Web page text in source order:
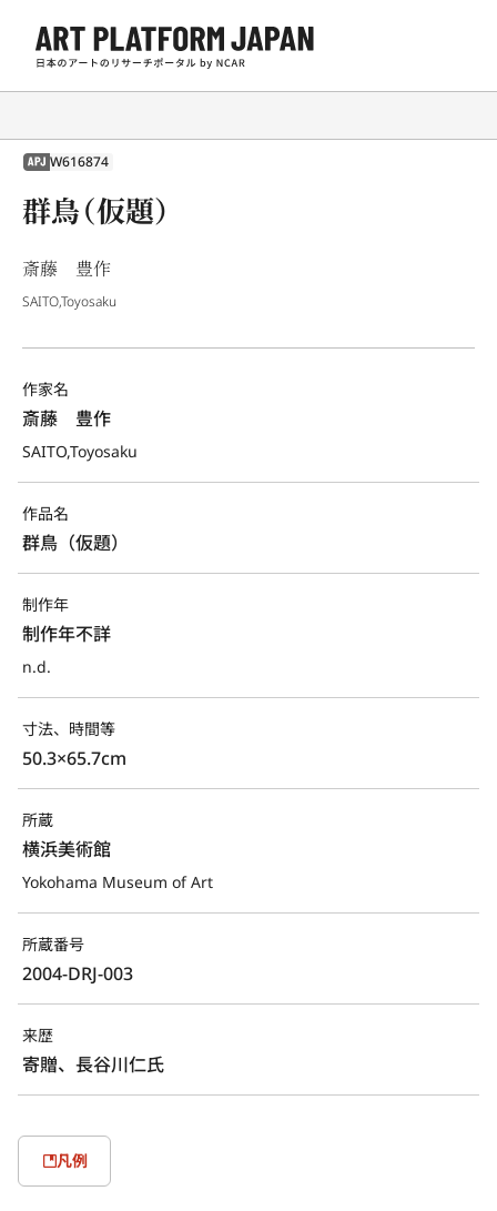
APJ W616874
群鳥（仮題）
斎藤 豊作
SAITO,Toyosaku
作家名
斎藤　豊作
SAITO,Toyosaku
作品名
群鳥（仮題）
制作年
制作年不詳
n.d.
寸法、時間等
50.3×65.7cm
所蔵
横浜美術館
Yokohama Museum of Art
所蔵番号
2004-DRJ-003
来歴
寄贈、長谷川仁氏
凡例